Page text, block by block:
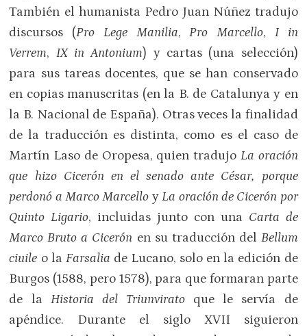
También el humanista Pedro Juan Núñez tradujo
discursos (Pro Lege Manilia,Pro Marcello, I in
Verrem, IX in Antonium) y cartas (una selección)
para sus tareas docentes, que se han conservado
en copias manuscritas (en la B. de Catalunya y en
la B. Nacional de España). Otras veces la finalidad
de la traducción es distinta, como es el caso de
Martín Laso de Oropesa, quien tradujo La oración
que hizo Cicerón en el senado ante César, porque
perdonó a Marco Marcello yLa oración de Cicerón por
Quinto Ligario, incluidas junto con una Carta de
Marco Bruto a Cicerón en su traducción del Bellum
ciuile o la Farsalia de Lucano, solo en la edición de
Burgos (1588, pero 1578), para que formaran parte
de la Historia del Triunvirato que le servía de
apéndice. Durante el siglo XVII siguieron